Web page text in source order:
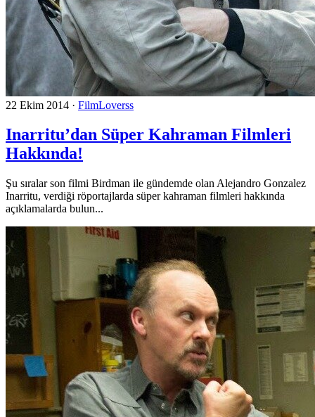
22 Ekim 2014 · FilmLoverss
Inarritu’dan Süper Kahraman Filmleri
Hakkında!
Şu sıralar son filmi Birdman ile gündemde olan Alejandro Gonzalez
Inarritu, verdiği röportajlarda süper kahraman filmleri hakkında
açıklamalarda bulun...